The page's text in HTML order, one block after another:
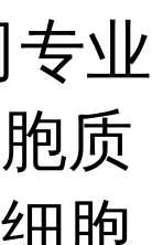
业
质
胞